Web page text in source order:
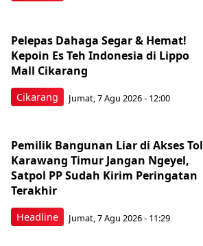
Cikarang
Pelepas Dahaga Segar & Hemat!
Kepoin Es Teh Indonesia di Lippo
Mall Cikarang
Jumat, 7 Agu 2026 - 12:00
Headline
Pemilik Bangunan Liar di Akses Tol
Karawang Timur Jangan Ngeyel,
Satpol PP Sudah Kirim Peringatan
Terakhir
Jumat, 7 Agu 2026 - 11:29